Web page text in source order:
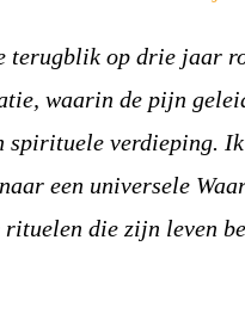
terugblik op drie jaar
waarin de pijn
spirituele verdieping.
een universele
die zijn leven